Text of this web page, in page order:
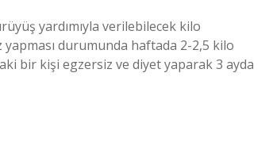
yardımıyla verilebilecek kilo
yapması durumunda haftada 2-2,5 kilo
bir kişi egzersiz ve diyet yaparak 3 ayda